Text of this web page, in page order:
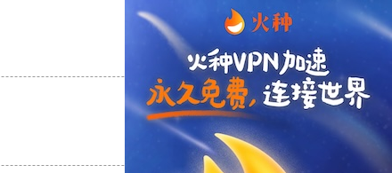
支持[0] 反对
支持